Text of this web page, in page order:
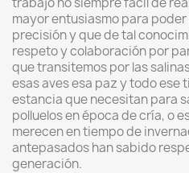
mayor entusiasmo para
precisión y que de tal
respeto y colaboración por
que transitemos por las
esas aves esa paz y todo ese
estancia que necesitan para
polluelos en época de cría, o
merecen en tiempo de
antepasados han sabido
generación.